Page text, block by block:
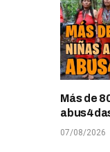
Más de
07/08/2026